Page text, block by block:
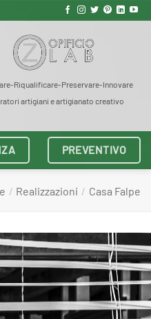
Riqualificare-Preservare-Innovare
artigiani e artigianato creativo
PREVENTIVO
/ Realizzazioni / Casa Falpe